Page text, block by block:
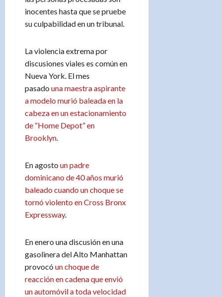
inocentes hasta que se pruebe
su culpabilidad en un tribunal.
La violencia extrema por
discusiones viales es común en
Nueva York. El mes
pasado una maestra aspirante
a modelo murió baleada en la
cabeza en un estacionamiento
de “Home Depot” en
Brooklyn.
En agosto un padre
dominicano de 40 años murió
baleado cuando un choque se
tornó violento en Cross Bronx
Expressway.
En enero una discusión en una
gasolinera del Alto Manhattan
provocó un choque de
reacción en cadena que envió
un automóvil a toda velocidad